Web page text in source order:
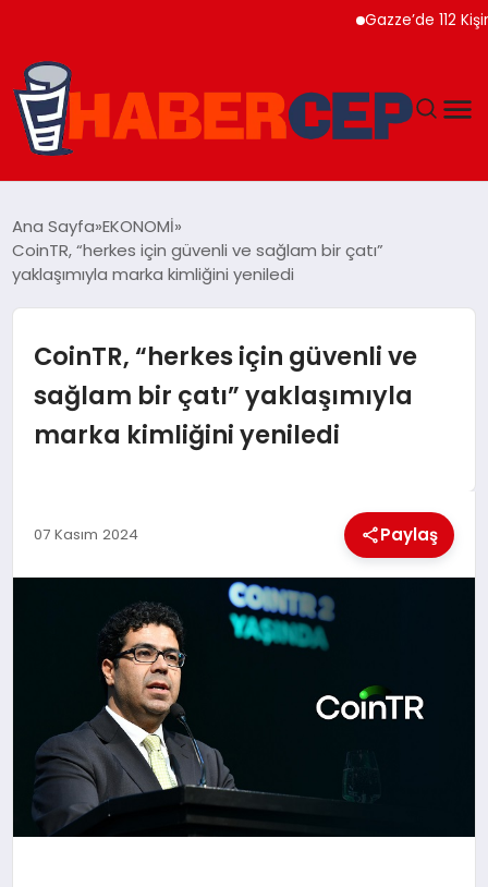
Gazze’de 112 Kişinin
GÜNDEM
SOSYAL MEDYA
Ana Sayfa EKONOMİ
CoinTR, “herkes için güvenli ve sağlam bir çatı”
yaklaşımıyla marka kimliğini yeniledi
CoinTR, “herkes için güvenli ve
sağlam bir çatı” yaklaşımıyla
marka kimliğini yeniledi
07 Kasım 2024 Paylaş